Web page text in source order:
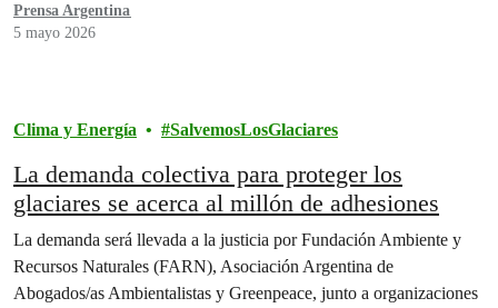
Prensa Argentina
5 mayo 2026
Clima y Energía SalvemosLosGlaciares
La demanda colectiva para proteger los
glaciares se acerca al millón de adhesiones
La demanda será llevada a la justicia por Fundación Ambiente y
Recursos Naturales (FARN), Asociación Argentina de
Abogados/as Ambientalistas y Greenpeace, junto a organizaciones